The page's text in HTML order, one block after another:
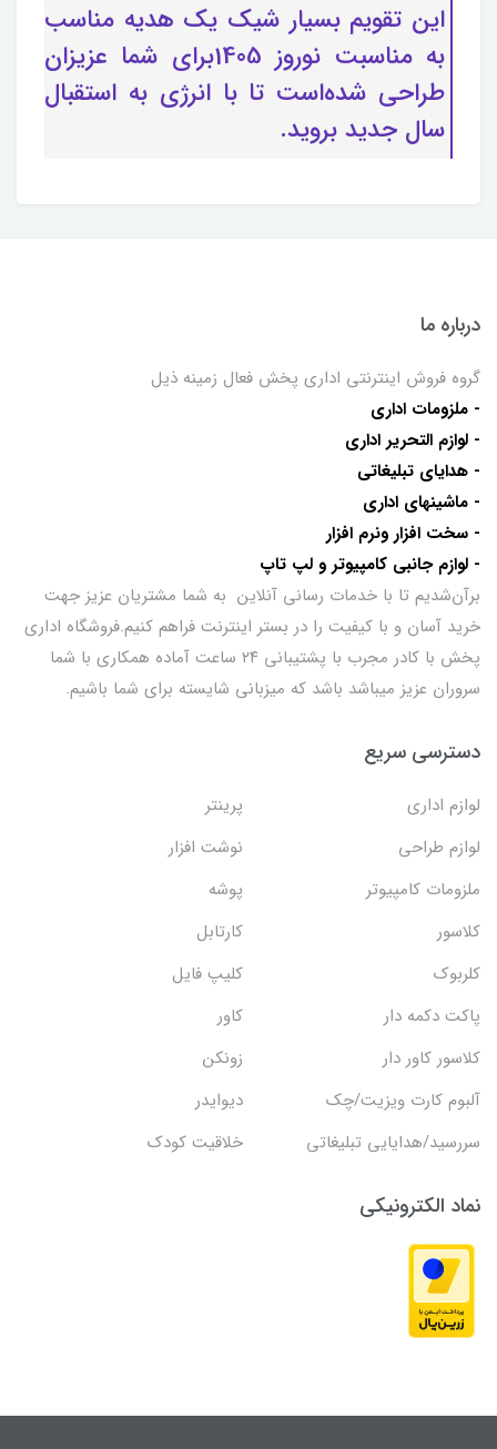
این تقویم بسیار شیک یک هدیه مناسب
به مناسبت نوروز 1405برای شما عزیزان
طراحی شده‌است تا با انرژی به استقبال
سال جدید بروید.
درباره ما
گروه فروش اینترنتی اداری پخش فعال زمینه ذیل
- ملزومات اداری
- لوازم التحریر اداری
- هدایای تبلیغاتی
- ماشینهای اداری
- سخت افزار ونرم افزار
- لوازم جانبی کامپیوتر و لپ تاپ
برآن‌شدیم تا با خدمات رسانی آنلاین به شما مشتریان عزیز جهت
خرید آسان و با کیفیت را در بستر اینترنت فراهم کنیم.فروشگاه اداری
پخش با کادر مجرب با پشتیبانی ۲۴ ساعت آماده همکاری با شما
سروران عزیز میباشد باشد که میزبانی شایسته برای شما باشیم.
دسترسی سریع
لوازم اداری
پرینتر
لوازم طراحی
نوشت افزار
ملزومات کامپیوتر
پوشه
کلاسور
کارتابل
کلربوک
کلیپ فایل
پاکت دکمه دار
کاور
کلاسور کاور دار
زونکن
آلبوم کارت ویزیت/چک
دیوایدر
سررسید/هدایایی تبلیغاتی
خلاقیت کودک
نماد الکترونیکی